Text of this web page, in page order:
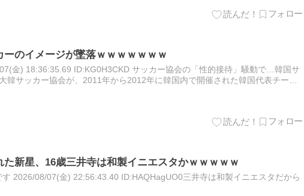
ーのイメージが墜落ｗｗｗｗｗｗｗ
金) 18:36:35.69 ID:KG0H3CKD サッカー協会の「性的接待」騒動で…韓国サ
韓サッカー協会が、2011年から2012年に韓国内で開催された韓国代表チーム
た新星、16歳三井寺は和製イニエスタかｗｗｗｗｗ
2026/08/07(金) 22:56:43.40 ID:HAQHagUO0三井寺は和製イニエスタだから